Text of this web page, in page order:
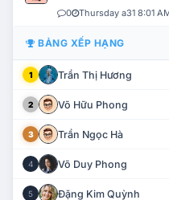
0 Thursday a31 8:01
BẢNG XẾP HẠNG
1 Trần Thị Hương
2 Võ Hữu Phong
3 Trần Ngọc Hà
4 Võ Duy Phong
5 Đặng Kim Quỳnh